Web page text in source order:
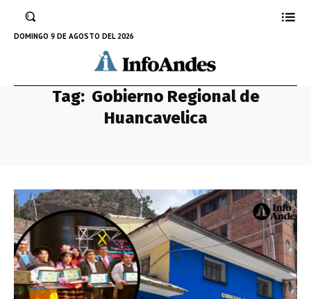
DOMINGO 9 DE AGOSTO DEL 2026
Tag: Gobierno Regional de
Huancavelica